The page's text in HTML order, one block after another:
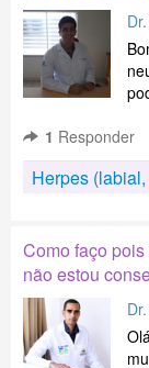
1 Responder
Herpes
Como faço
não estou